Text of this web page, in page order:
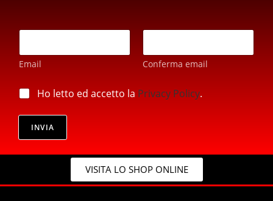
E
a
i
*
Email Conferma email
E
a
l
p
v
p
r
i
a
Ho letto ed accetto la Privacy Policy.
INVIA
VISITA LO SHOP ONLINE